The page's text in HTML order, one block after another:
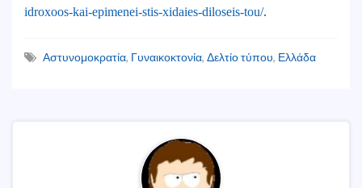
idroxoos-kai-epimenei-stis-xidaies-diloseis-tou/.
Αστυνομοκρατία, Γυναικοκτονία, Δελτίο τύπου, Ελλάδα